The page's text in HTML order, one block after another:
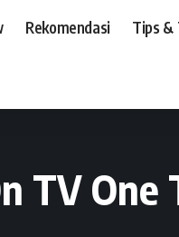
Rekomendasi Tips &
TV One